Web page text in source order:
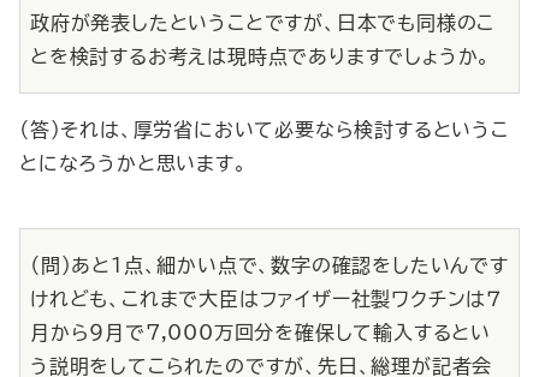
政府が発表したということですが、日本でも同様のこ
とを検討するお考えは現時点でありますでしょうか。
（答）それは、厚労省において必要なら検討するというこ
とになろうかと思います。
（問）あと１点、細かい点で、数字の確認をしたいんです
けれども、これまで大臣はファイザー社製ワクチンは７
月から９月で7,000万回分を確保して輸入するとい
う説明をしてこられたのですが、先日、総理が記者会